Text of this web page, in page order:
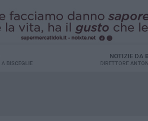
A BISCEGLIE
NOTIZIE DA
DIRETTORE